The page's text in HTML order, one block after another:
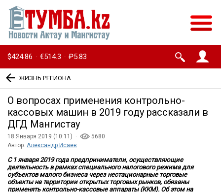
$424.86 · €514.3 · ₽5.83
ЖИЗНЬ РЕГИОНА
О вопросах применения контрольно-
кассовых машин в 2019 году рассказали в
ДГД Мангистау
18 Января 2019 (10:11) ·
5680
Автор: Александр Исаев
С 1 января 2019 года предприниматели, осуществляющие
деятельность в рамках специального налогового режима для
субъектов малого бизнеса через нестационарные торговые
объекты на территории открытых торговых рынков, обязаны
применять контрольно-кассовые аппараты (ККМ). Об этом на